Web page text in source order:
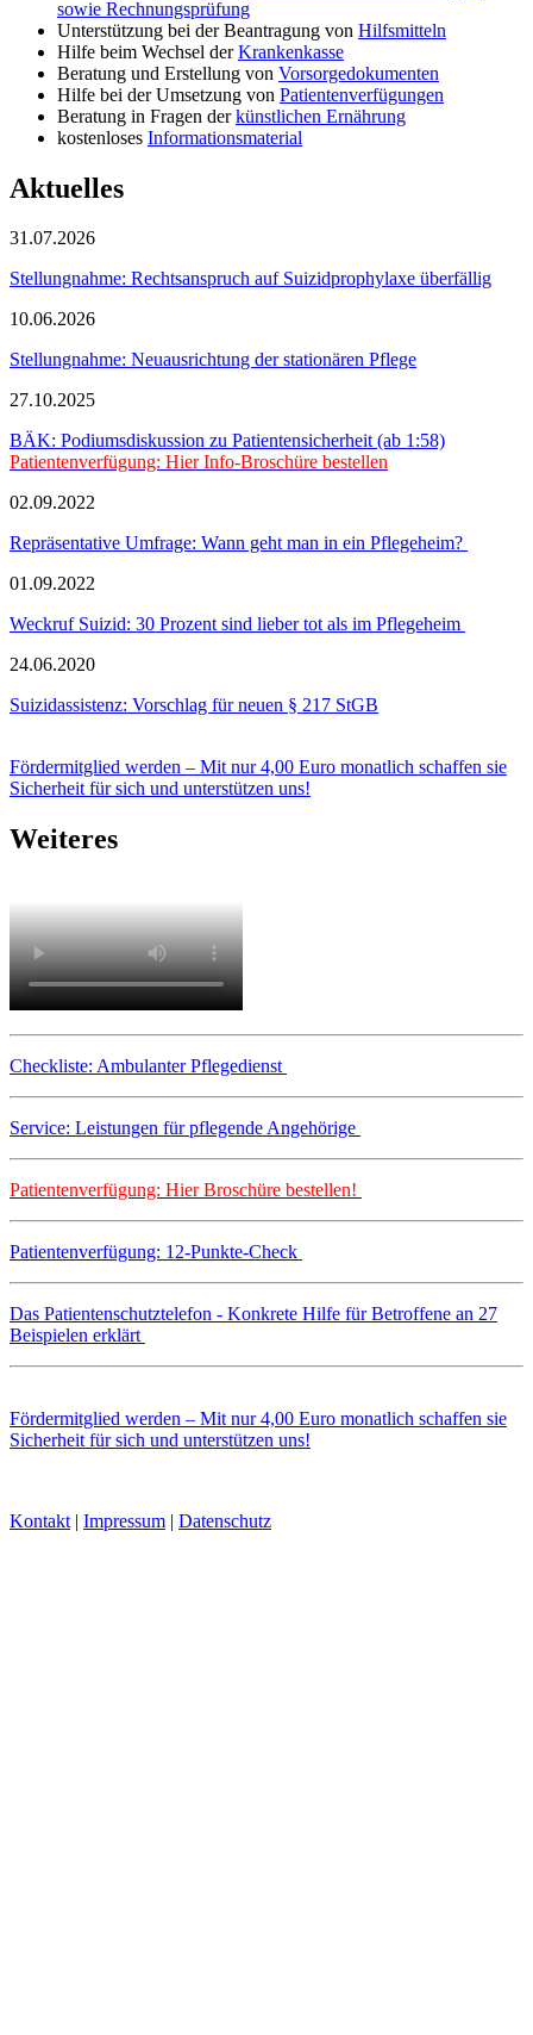
sowie Rechnungsprüfung
Unterstützung bei der Beantragung von Hilfsmitteln
Hilfe beim Wechsel derKrankenkasse
Beratung und Erstellung von Vorsorgedokumenten
Hilfe bei der Umsetzung von Patientenverfügungen
Beratung in Fragen derkünstlichen Ernährung
kostenloses Informationsmaterial
Aktuelles
31.07.2026
Stellungnahme: Rechtsanspruch auf Suizidprophylaxe überfällig
10.06.2026
Stellungnahme: Neuausrichtung der stationären Pflege
27.10.2025
BÄK: Podiumsdiskussion zu Patientensicherheit (ab 1:58)
Patientenverfügung: Hier Info-Broschüre bestellen
02.09.2022
Repräsentative Umfrage: Wann geht man in ein Pflegeheim?
01.09.2022
Weckruf Suizid: 30 Prozent sind lieber tot als im Pflegeheim
24.06.2020
Suizidassistenz: Vorschlag für neuen § 217 StGB
Fördermitglied werden – Mit nur 4,00 Euro monatlich schaffen sie
Sicherheit für sich und unterstützen uns!
Weiteres
Checkliste: Ambulanter Pflegedienst
Service: Leistungen für pflegende Angehörige
Patientenverfügung: Hier Broschüre bestellen!
Patientenverfügung: 12-Punkte-Check
Das Patientenschutztelefon - Konkrete Hilfe für Betroffene an 27
Beispielen erklärt
Fördermitglied werden – Mit nur 4,00 Euro monatlich schaffen sie
Sicherheit für sich und unterstützen uns!
Kontakt | Impressum | Datenschutz